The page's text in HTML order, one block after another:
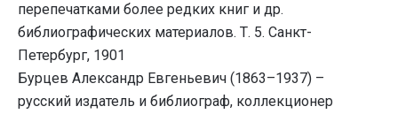
перепечатками более редких книг и др.
библиографических материалов. Т. 5. Санкт-
Петербург, 1901
Бурцев Александр Евгеньевич (1863–1937) –
русский издатель и библиограф, коллекционер